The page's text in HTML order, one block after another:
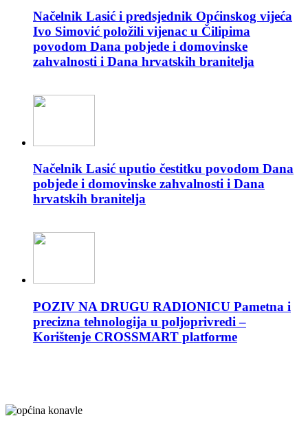
Načelnik Lasić i predsjednik Općinskog vijeća
Ivo Simović položili vijenac u Čilipima
povodom Dana pobjede i domovinske
zahvalnosti i Dana hrvatskih branitelja
Načelnik Lasić uputio čestitku povodom Dana
pobjede i domovinske zahvalnosti i Dana
hrvatskih branitelja
POZIV NA DRUGU RADIONICU Pametna i
precizna tehnologija u poljoprivredi –
Korištenje CROSSMART platforme